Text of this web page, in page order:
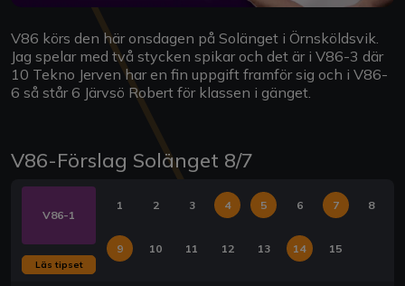
V86 körs den här onsdagen på Solänget i Örnsköldsvik.
Jag spelar med två stycken spikar och det är i V86-3 där
10 Tekno Jerven har en fin uppgift framför sig och i V86-
6 så står 6 Järvsö Robert för klassen i gänget.
V86-Förslag Solänget 8/7
V86-1
Läs tipset
1 2 3 4 5 6 7 8
9 10 11 12 13 14 15